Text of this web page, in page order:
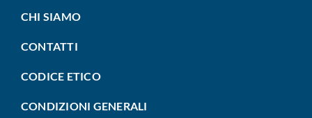
CHI SIAMO
CONTATTI
CODICE ETICO
CONDIZIONI GENERALI